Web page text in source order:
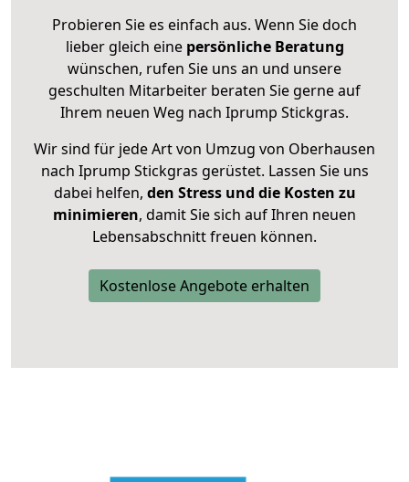
Probieren Sie es einfach aus. Wenn Sie doch
lieber gleich eine persönliche Beratung
wünschen, rufen Sie uns an und unsere
geschulten Mitarbeiter beraten Sie gerne auf
Ihrem neuen Weg nach Iprump Stickgras.
Wir sind für jede Art von Umzug von Oberhausen
nach Iprump Stickgras gerüstet. Lassen Sie uns
dabei helfen, den Stress und die Kosten zu
minimieren, damit Sie sich auf Ihren neuen
Lebensabschnitt freuen können.
Kostenlose Angebote erhalten